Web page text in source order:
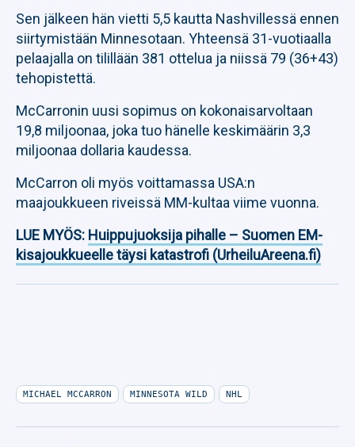
Sen jälkeen hän vietti 5,5 kautta Nashvillessä ennen
siirtymistään Minnesotaan. Yhteensä 31-vuotiaalla
pelaajalla on tilillään 381 ottelua ja niissä 79 (36+43)
tehopistettä.
McCarronin uusi sopimus on kokonaisarvoltaan
19,8 miljoonaa, joka tuo hänelle keskimäärin 3,3
miljoonaa dollaria kaudessa.
McCarron oli myös voittamassa USA:n
maajoukkueen riveissä MM-kultaa viime vuonna.
LUE MYÖS: Huippujuoksija pihalle – Suomen EM-
kisajoukkueelle täysi katastrofi (UrheiluAreena.fi)
MICHAEL MCCARRON MINNESOTA WILD NHL